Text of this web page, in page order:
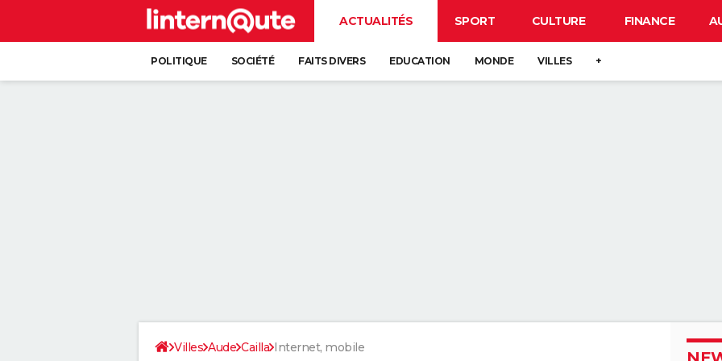
ACTUALITÉS SPORT CULTURE FINANCE
POLITIQUE SOCIÉTÉ FAITS DIVERS EDUCATION MONDE VILLES +
Villes Aude Cailla Internet, mobile